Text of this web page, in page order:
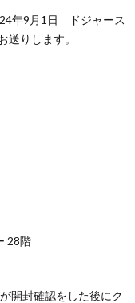
年9月1日 ドジャース
送りします。
28階
開封確認をした後にク